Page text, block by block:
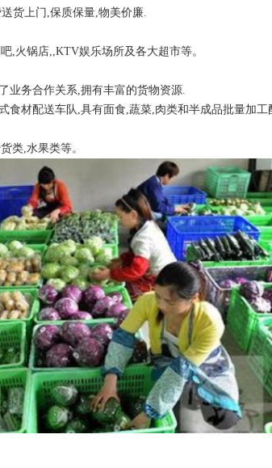
货上门,保质保量,物美价廉.
,火锅店,,KTV娱乐场所及各大超市等。
业务合作关系,拥有丰富的货物资源.
食材配送车队,具有面食,蔬菜,肉类和半成品批量加工
类,水果类等。